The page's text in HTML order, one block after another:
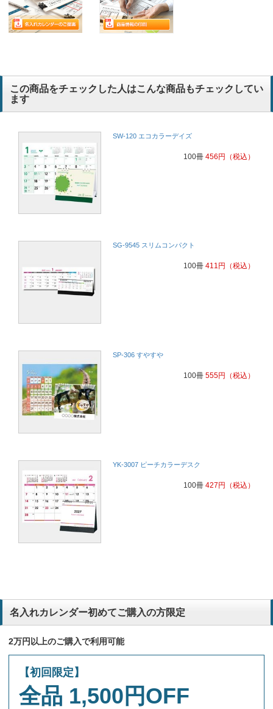
この商品をチェックした人はこんな商品もチェックしてい
ます
SW-120 エコカラーデイズ
100冊 456円 （税込）
SG-9545 スリムコンパクト
100冊 411 円 （税込）
SP-306 すやすや
100冊 555円 （税込）
YK-3007 ピーチカラーデスク
100冊 427 円 （税込）
名入れカレンダー初めてご購入の方限定
2万円以上のご購入で利用可能
【初回限定】
全品 1,500円OFF